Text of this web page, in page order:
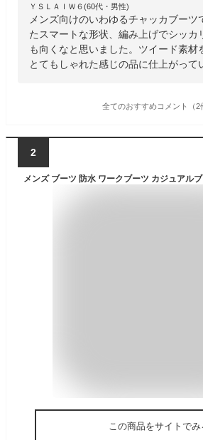
ＹＳＬＡＩＷ６(60代・男性)
メンズ向けのいわゆるチャッカブーツ
たスマートな形状、編み上げでシッカ
も向くなと思いました。ツイード素材
とてもしゃれた感じの品に仕上がって
全てのおすすめコメント（2
2
この商品をサイトでみ